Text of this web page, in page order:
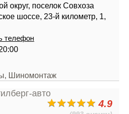
округ, поселок Совхоза
шоссе, 23-й километр, 1,
телефон
Шиномонтаж
4.9